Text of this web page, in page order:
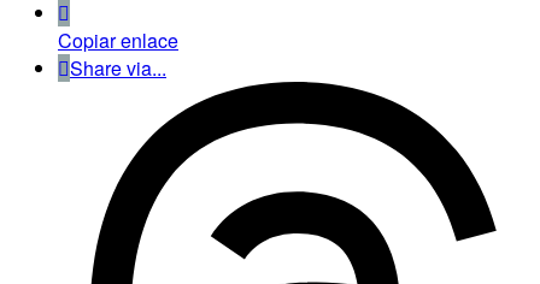
Copiar enlace
Share via...